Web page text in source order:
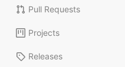
Pull Requests
Projects
Releases